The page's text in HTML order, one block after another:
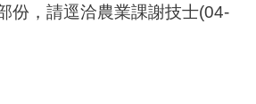
份，請逕洽農業課謝技士(04-